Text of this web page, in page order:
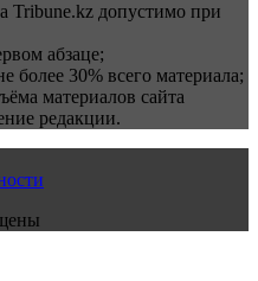
Tribune.kz допустимо при
абзаце;
30% всего материала;
материалов сайта
редакции.